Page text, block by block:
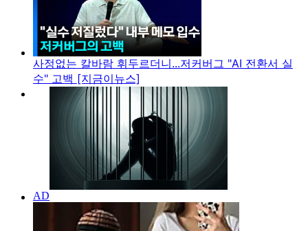
사정없는 칼바람 휘두르더니...저커버그 "AI 전환서 실
수" 고백 [지금이뉴스]